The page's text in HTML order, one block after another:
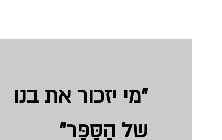
"מי יזכור את בנו
של הַסַּפָּר"